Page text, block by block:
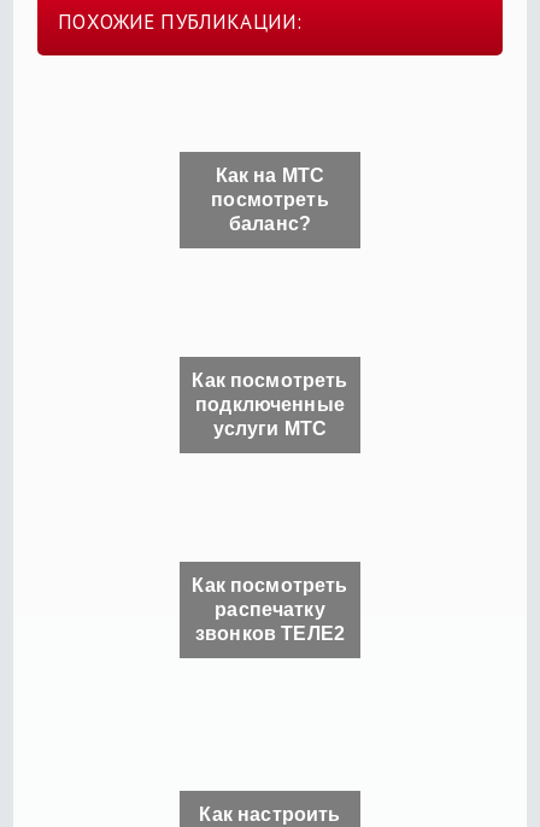
ПОХОЖИЕ ПУБЛИКАЦИИ:
Как на МТС
посмотреть
баланс?
Как посмотреть
подключенные
услуги МТС
Как посмотреть
распечатку
звонков ТЕЛЕ2
Как настроить